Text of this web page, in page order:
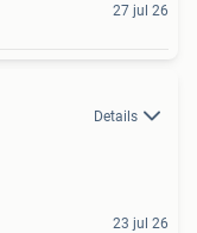
27 jul 26
Details
23 jul 26